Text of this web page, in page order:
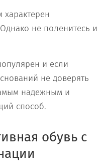
характерен
не поленитесь и
и если
не доверять
надежным и
способ.
обувь с